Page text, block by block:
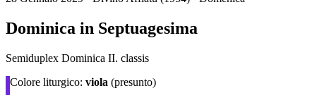
Dominica in Septuagesima
Semiduplex Dominica II. classis
Colore liturgico: viola (presunto)